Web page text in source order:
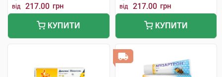
від 217.00 грн
КУПИТИ
від 217.00 грн
КУПИТИ